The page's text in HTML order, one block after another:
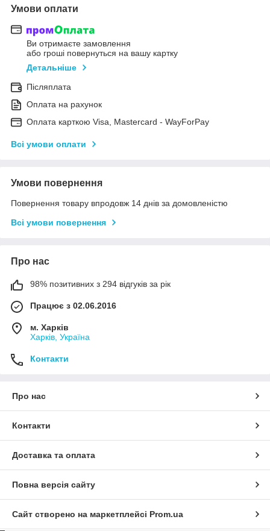
Умови оплати
Ви отримаєте замовлення
або гроші повернуться на вашу картку
Детальніше
Післяплата
Оплата на рахунок
Оплата карткою Visa, Mastercard - WayForPay
Всі умови оплати
Умови повернення
Повернення товару впродовж 14 днів за домовленістю
Всі умови повернення
Про нас
98% позитивних з 294 відгуків за рік
Працює з 02.06.2016
м. Харків
Харків, Україна
Контакти
Про нас
Контакти
Доставка та оплата
Повна версія сайту
Сайт створено на маркетплейсі Prom.ua